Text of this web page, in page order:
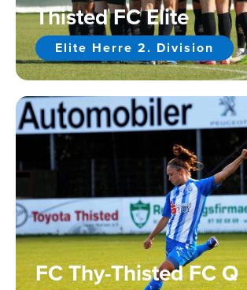
Thisted FC Elite
Elite Herre 2. Division
FC Thy-Thisted FC Q